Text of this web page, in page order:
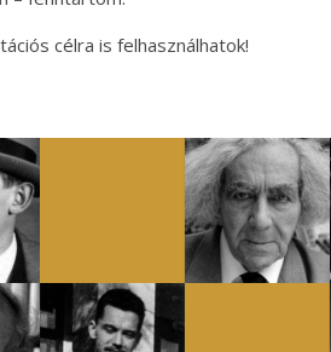
célra is felhasználhatok!